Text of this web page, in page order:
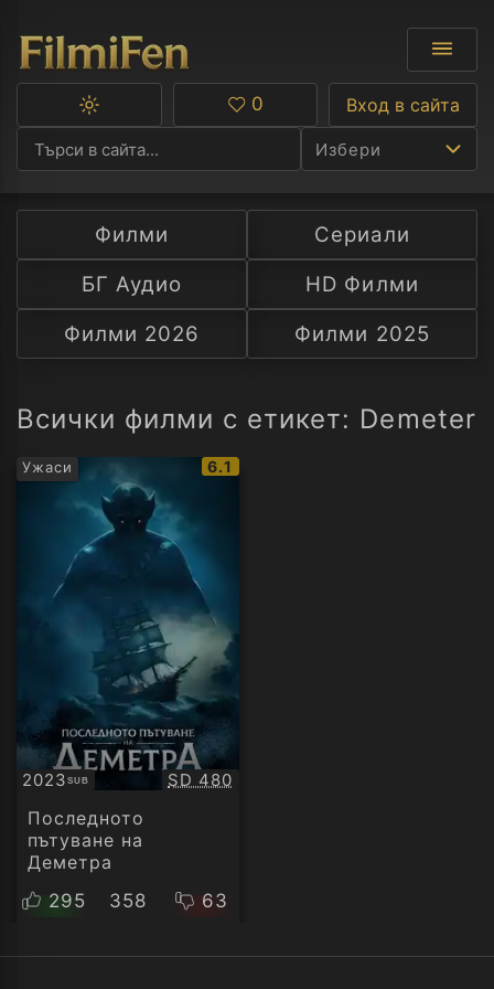
Избери
Ф
С
А
Превключване
тъмна
тема
Любими
0 Вход в сайта
Филми
Сериали
БГ Аудио
HD Филми
Филми 2026
Филми 2025
Всички филми с етикет: Demeter
Ужаси
IMDb
6.1
2023SUB
Субтитри Качество:
SD 480
Последното
пътуване на
Деметра
295
358 63